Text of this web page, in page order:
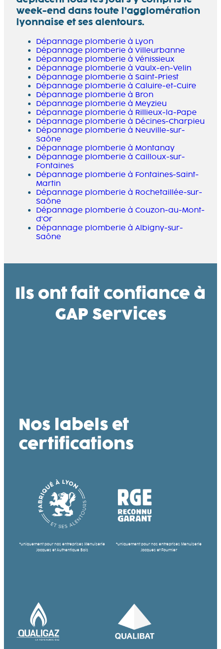
week-end dans toute l’agglomération
lyonnaise et ses alentours.
Dépannage plomberie à Lyon
Dépannage plomberie à Villeurbanne
Dépannage plomberie à Vénissieux
Dépannage plomberie à Vaulx-en-Velin
Dépannage plomberie à Saint-Priest
Dépannage plomberie à Caluire-et-Cuire
Dépannage plomberie à Bron
Dépannage plomberie à Meyzieu
Dépannage plomberie à Rillieux-la-Pape
Dépannage plomberie à Décines-Charpieu
Dépannage plomberie à Neuville-sur-
Saône
Dépannage plomberie à Montanay
Dépannage plomberie à Cailloux-sur-
Fontaines
Dépannage plomberie à Fontaines-Saint-
Martin
Dépannage plomberie à Rochetaillée-sur-
Saône
Dépannage plomberie à Couzon-au-Mont-
d'Or
Dépannage plomberie à Albigny-sur-
Saône
Ils ont fait confiance à
GAP Services
Nos labels et
certifications
*uniquement pour nos entreprises Menuiserie
Jacques et Authentique Bois
*uniquement pour nos entreprises Menuiserie
Jacques et Fournier